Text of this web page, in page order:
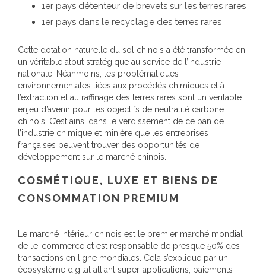
1er pays détenteur de brevets sur les terres rares
1er pays dans le recyclage des terres rares
Cette dotation naturelle du sol chinois a été transformée en
un véritable atout stratégique au service de l’industrie
nationale. Néanmoins, les problématiques
environnementales liées aux procédés chimiques et à
l’extraction et au raffinage des terres rares sont un véritable
enjeu d’avenir pour les objectifs de neutralité carbone
chinois. C’est ainsi dans le verdissement de ce pan de
l’industrie chimique et minière que les entreprises
françaises peuvent trouver des opportunités de
développement sur le marché chinois.
COSMÉTIQUE, LUXE ET BIENS DE
CONSOMMATION PREMIUM
Le marché intérieur chinois est le premier marché mondial
de l’e-commerce et est responsable de presque 50% des
transactions en ligne mondiales. Cela s’explique par un
écosystème digital alliant super-applications, paiements